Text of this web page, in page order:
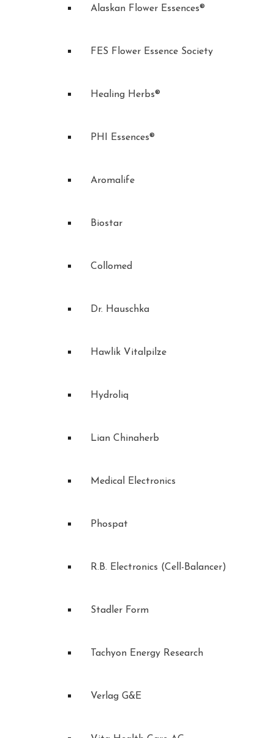
Alaskan Flower Essences®
FES Flower Essence Society
Healing Herbs®
PHI Essences®
Aromalife
Biostar
Collomed
Dr. Hauschka
Hawlik Vitalpilze
Hydroliq
Lian Chinaherb
Medical Electronics
Phospat
R.B. Electronics (Cell-Balancer)
Stadler Form
Tachyon Energy Research
Verlag G&E